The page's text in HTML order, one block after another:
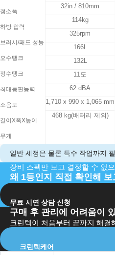
청소폭
하방 압력
브러시/패드 성능
오수탱크
정수탱크
최대등판능력
소음도
길이X폭X높이
무게
32in / 810mm
114kg
325rpm
166L
132L
11도
62 dBA
1,710 x 990 x 1,065 mm
468 kg(배터리 제외)
일반 세정은 물론 특수 작업까지
장비 스펙만 보고 결정할 수 없
왜 1등인지 직접 확인해
무료 시연 상담 신청
구매 후 관리에 어려움이
크린텍이 처음부터 끝까지 해결
크린텍케어